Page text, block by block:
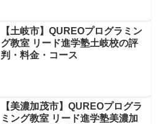
【土岐市】QUREOプログラミン
グ教室 リード進学塾土岐校の評
判・料金・コース
【美濃加茂市】QUREOプログラ
ミング教室 リード進学塾美濃加